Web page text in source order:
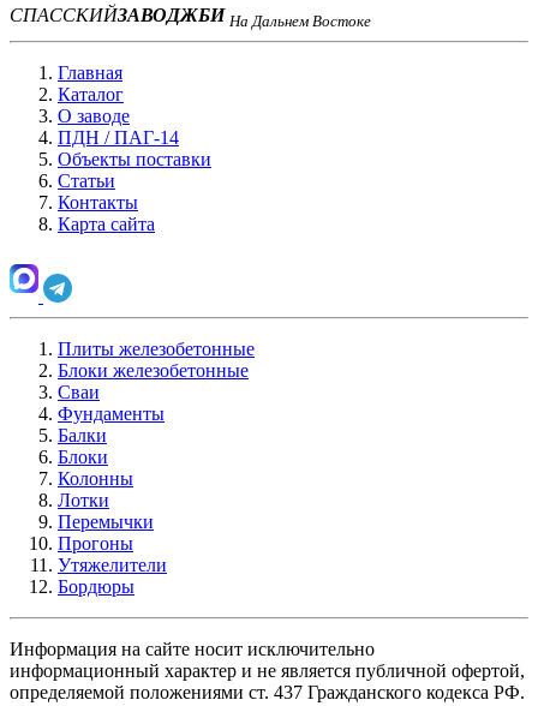
СПАССКИЙЗАВОДЖБИ На Дальнем Востоке
Главная
Каталог
О заводе
ПДН / ПАГ-14
Объекты поставки
Статьи
Контакты
Карта сайта
Плиты железобетонные
Блоки железобетонные
Сваи
Фундаменты
Балки
Блоки
Колонны
Лотки
Перемычки
Прогоны
Утяжелители
Бордюры
Информация на сайте носит исключительно
информационный характер и не является публичной офертой,
определяемой положениями ст. 437 Гражданского кодекса РФ.